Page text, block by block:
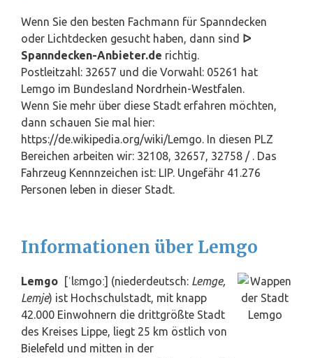
Wenn Sie den besten Fachmann für Spanndecken
oder Lichtdecken gesucht haben, dann sind ᐅ
Spanndecken-Anbieter.de richtig.
Postleitzahl: 32657 und die Vorwahl: 05261 hat
Lemgo im Bundesland Nordrhein-Westfalen.
Wenn Sie mehr über diese Stadt erfahren möchten,
dann schauen Sie mal hier:
https://de.wikipedia.org/wiki/Lemgo. In diesen PLZ
Bereichen arbeiten wir: 32108, 32657, 32758 / . Das
Fahrzeug Kennnzeichen ist: LIP. Ungefähr 41.276
Personen leben in dieser Stadt.
Informationen über Lemgo
Lemgo [ˈlɛmgoː] (niederdeutsch: Lemge,
Lemje) ist Hochschulstadt, mit knapp
42.000 Einwohnern die drittgrößte Stadt
des Kreises Lippe, liegt 25 km östlich von
Bielefeld und mitten in der